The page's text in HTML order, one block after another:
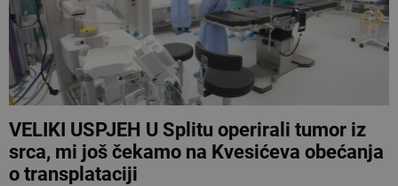
VELIKI USPJEH U Splitu operirali tumor iz
srca, mi još čekamo na Kvesićeva obećanja
o transplataciji